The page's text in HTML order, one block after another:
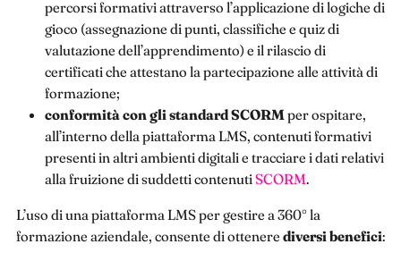
percorsi formativi attraverso l’applicazione di logiche di
gioco (assegnazione di punti, classifiche e quiz di
valutazione dell’apprendimento) e il rilascio di
certificati che attestano la partecipazione alle attività di
formazione;
conformità con gli standard SCORMper ospitare,
all’interno della piattaforma LMS, contenuti formativi
presenti in altri ambienti digitali e tracciare i dati relativi
alla fruizione di suddetti contenutiSCORM.
L’uso di una piattaforma LMS per gestire a 360° la
formazione aziendale, consente di ottenere diversi benefici: